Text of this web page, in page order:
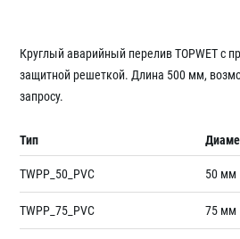
Круглый аварийный перелив TOPWET
защитной решеткой. Длина 500 мм,
запросу.
Тип
TWPP_50_PVC 50 мм
TWPP_75_PVC 75 мм